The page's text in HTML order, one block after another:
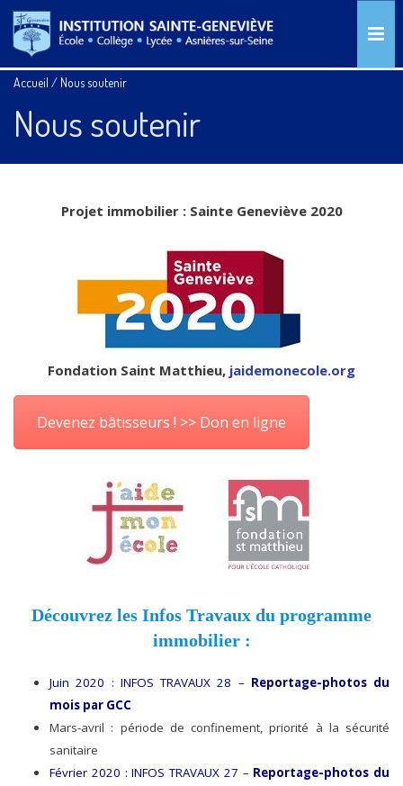
Accueil / Nous soutenir
Nous soutenir
Projet immobilier : Sainte Geneviève 2020
Fondation Saint Matthieu, jaidemonecole.org
Devenez bâtisseurs ! >> Don en ligne
Découvrez les Infos Travaux du programme
immobilier :
Juin 2020 : INFOS TRAVAUX 28 – Reportage-photos du
mois par GCC
Mars-avril : période de confinement, priorité à la sécurité
sanitaire
Février 2020 : INFOS TRAVAUX 27 – Reportage-photos du